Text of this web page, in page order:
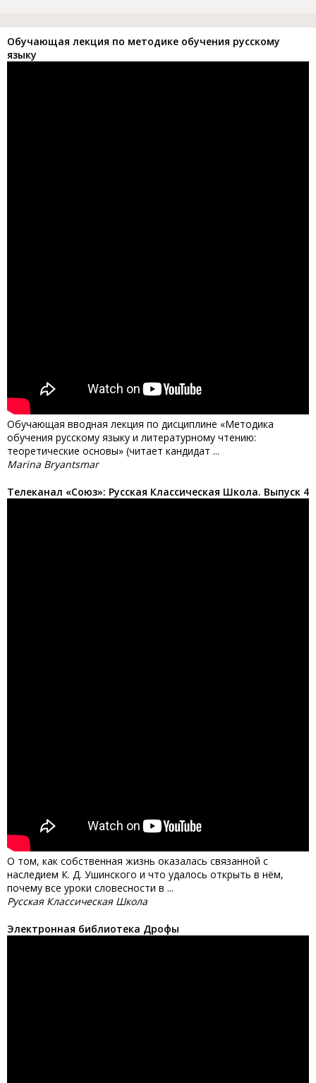
Обучающая лекция по методике обучения русскому
языку
Обучающая вводная лекция по дисциплине «Методика
обучения русскому языку и литературному чтению:
теоретические основы» (читает кандидат ...
Marina Bryantsmar
Телеканал «Союз»: Русская Классическая Школа. Выпуск 4
О том, как собственная жизнь оказалась связанной с
наследием К. Д. Ушинского и что удалось открыть в нём,
почему все уроки словесности в ...
Русская Классическая Школа
Электронная библиотека Дрофы